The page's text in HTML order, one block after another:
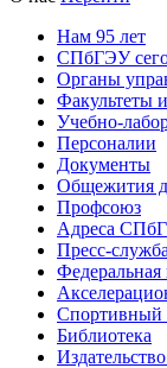
Нам 95 лет
СПбГЭУ
Органы
Факультеты
Учебно-
Персоналии
Документы
Общежития
Профсоюз
Адреса
Пресс-служба
Спортивный
Библиотека